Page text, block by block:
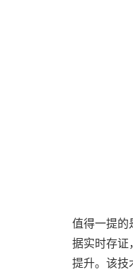
值得一提的
据实时存证
提升。该技